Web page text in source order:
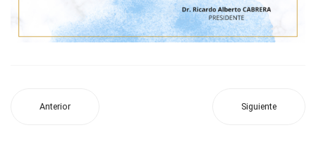
Anterior Siguiente